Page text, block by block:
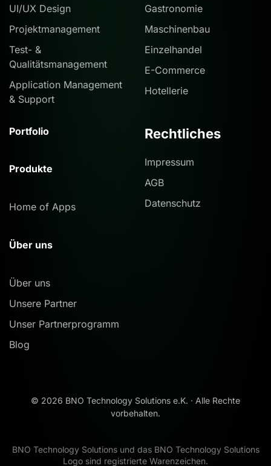
UI/UX Design
Projektmanagement
Test- &
Qualitätsmanagement
Application Management
& Support
Gastronomie
Maschinenbau
Einzelhandel
E-Commerce
Hotellerie
Portfolio
Produkte
Home of Apps
Über uns
Über uns
Unsere Partner
Unser Partnerprogramm
Blog
Rechtliches
Impressum
AGB
Datenschutz
© 2026 BNO Technology Solutions e.K. · Alle Rechte
vorbehalten.
BNO Technology Solutions und das BNO Technology Solutions
Logo sind registrierte Warenzeichen.